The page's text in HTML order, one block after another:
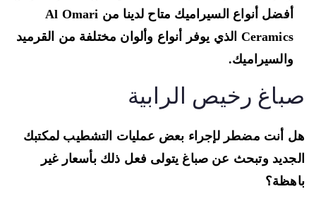
أفضل أنواع السيراميك متاح لدينا من Al Omari
Ceramics الذي يوفر أنواع وألوان مختلفة من القرميد
والسيراميك.
رخيص الرابية
أنت مضطر لإجراء بعض عمليات التشطيب لمكتبك
وتبحث عن صباغ يتولى فعل ذلك بأسعار غير